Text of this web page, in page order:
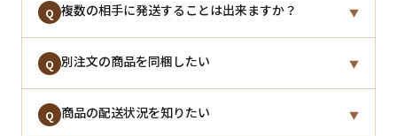
※北海道・沖縄県へのお届けは別途特別送料が発生す
る場合がございます。詳しくは
A お買い上げ金額が3,980円（税込）以上で送料無料に
※一部地域・商品は除きます。詳しくは
料ページをご確認ください。
Q 複数の相手に発送することは出来ますか？ ▼
A 1回のご注文につき、お届け先は1箇所となります。複
注文をいただきますようお願いいたします。
Q 別注文の商品を同梱したい ▼
A システム上、別々のご注文の同梱は承ることが出来か
Q 商品の配送状況を知りたい ▼